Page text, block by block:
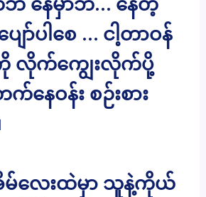
ော်ပါစေ … ငါ့တာဝန်
လိုက်ကျွေးလိုက်ပို့
ေဝန်း စဉ်းစား
မ်လေးထဲမှာ သူနဲ့ကိုယ်